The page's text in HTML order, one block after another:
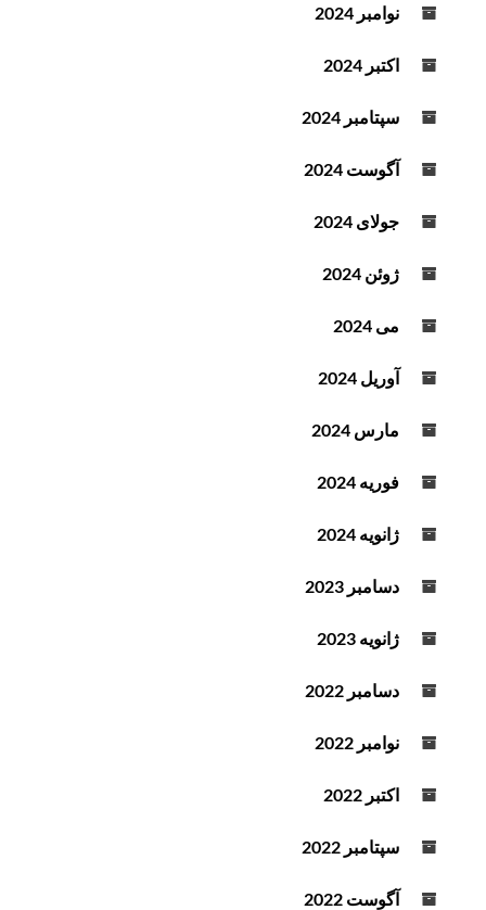
نوامبر 2024
اکتبر 2024
سپتامبر 2024
آگوست 2024
جولای 2024
ژوئن 2024
می 2024
آوریل 2024
مارس 2024
فوریه 2024
ژانویه 2024
دسامبر 2023
ژانویه 2023
دسامبر 2022
نوامبر 2022
اکتبر 2022
سپتامبر 2022
آگوست 2022